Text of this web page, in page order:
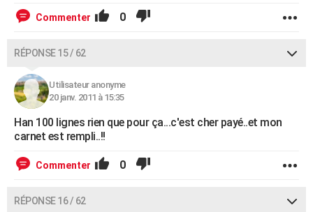
Commenter 0
RÉPONSE 15 / 62
Utilisateur anonyme
20 janv. 2011 à 15:35
Han 100 lignes rien que pour ça...c'est cher payé..et mon
carnet est rempli..!!
Commenter 0
RÉPONSE 16 / 62